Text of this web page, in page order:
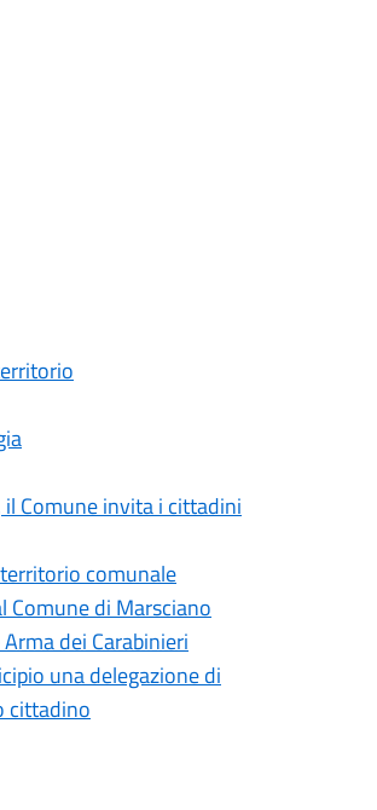
Comune invita i cittadini
comunale
Comune di Marsciano
dei Carabinieri
una delegazione di
cittadino